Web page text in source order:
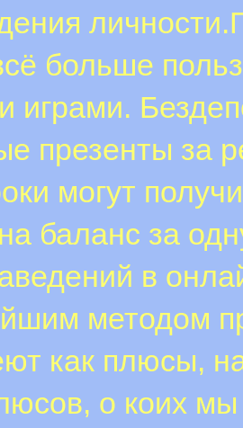
больше
играми.
презенты за
могут
баланс за
в
методом
как плюсы,
о коих